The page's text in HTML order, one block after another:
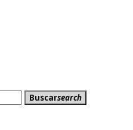
Buscarsearch